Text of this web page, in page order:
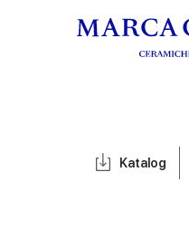
Katalog